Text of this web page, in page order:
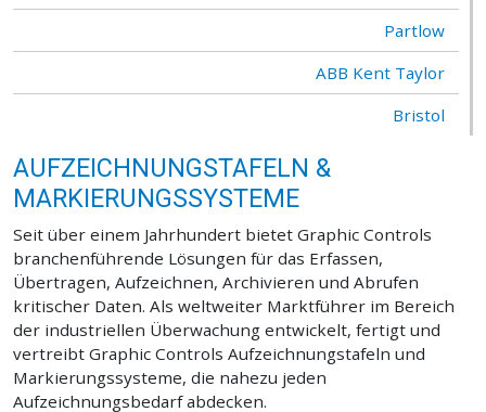
Partlow
ABB Kent Taylor
Bristol
AUFZEICHNUNGSTAFELN &
MARKIERUNGSSYSTEME
Seit über einem Jahrhundert bietet Graphic Controls
branchenführende Lösungen für das Erfassen,
Übertragen, Aufzeichnen, Archivieren und Abrufen
kritischer Daten. Als weltweiter Marktführer im Bereich
der industriellen Überwachung entwickelt, fertigt und
vertreibt Graphic Controls Aufzeichnungstafeln und
Markierungssysteme, die nahezu jeden
Aufzeichnungsbedarf abdecken.